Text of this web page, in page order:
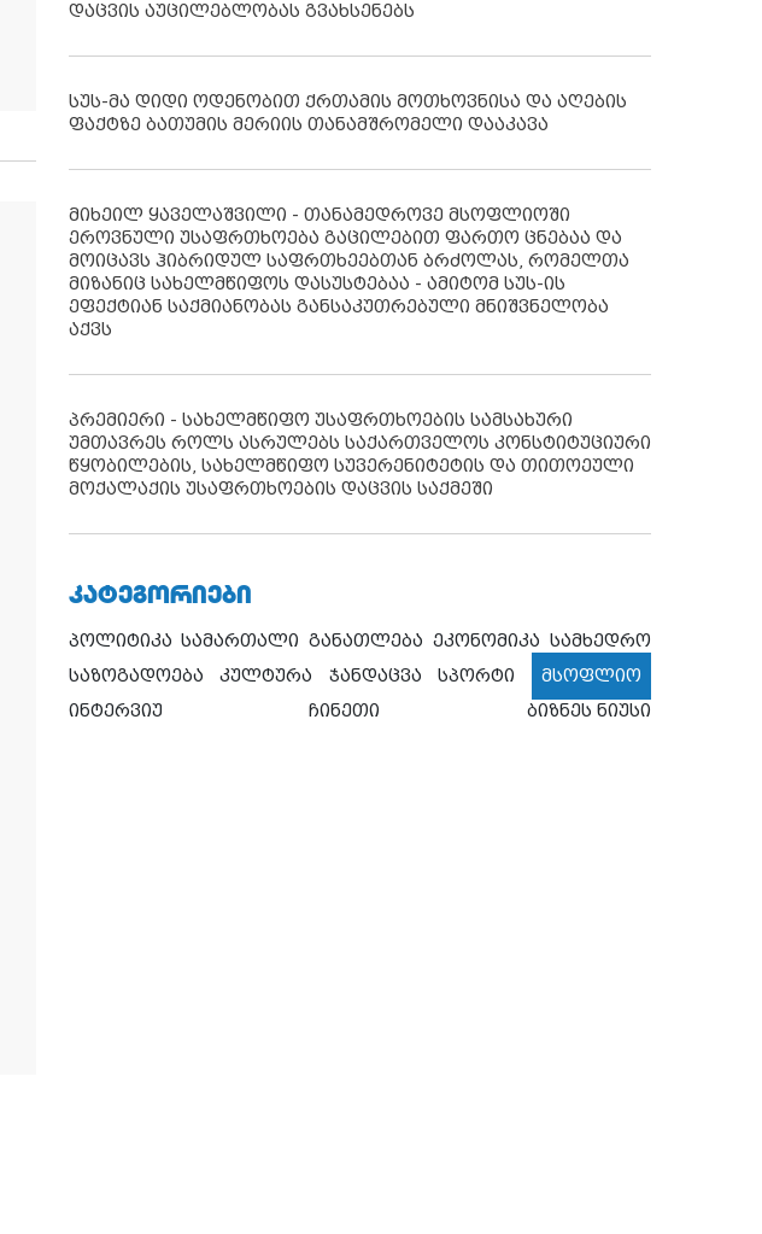
დაცვის აუცილებლობას გვახსენებს
სუს-მა დიდი ოდენობით ქრთამის მოთხოვნისა და აღების
ფაქტზე ბათუმის მერიის თანამშრომელი დააკავა
მიხეილ ყაველაშვილი - თანამედროვე მსოფლიოში
ეროვნული უსაფრთხოება გაცილებით ფართო ცნებაა და
მოიცავს ჰიბრიდულ საფრთხეებთან ბრძოლას, რომელთა
მიზანიც სახელმწიფოს დასუსტებაა - ამიტომ სუს-ის
ეფექტიან საქმიანობას განსაკუთრებული მნიშვნელობა
აქვს
პრემიერი - სახელმწიფო უსაფრთხოების სამსახური
უმთავრეს როლს ასრულებს საქართველოს კონსტიტუციური
წყობილების, სახელმწიფო სუვერენიტეტის და თითოეული
მოქალაქის უსაფრთხოების დაცვის საქმეში
ᲙᲐᲢᲔᲒᲝᲠᲘᲔᲑᲘ
პოლიტიკა სამართალი განათლება ეკონომიკა სამხედრო
საზოგადოება
კულტურა ჯანდაცვა სპორტი
მსოფლიო
ინტერვიუ
ჩინეთი ბიზნეს ნიუსი